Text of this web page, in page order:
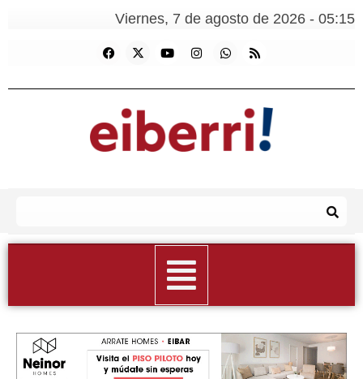
Viernes, 7 de agosto de 2026 - 05:15